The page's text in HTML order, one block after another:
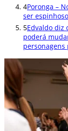
4Poronga –
ser espinhoso
5Edvaldo diz
poderá
personagens